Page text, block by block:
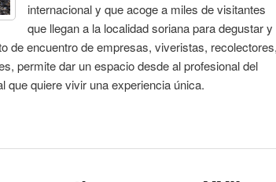
internacional y que acoge a miles de visitantes
que llegan a la localidad soriana para degustar y
de encuentro de empresas, viveristas, recolectores,
permite dar un espacio desde al profesional del
que quiere vivir una experiencia única.